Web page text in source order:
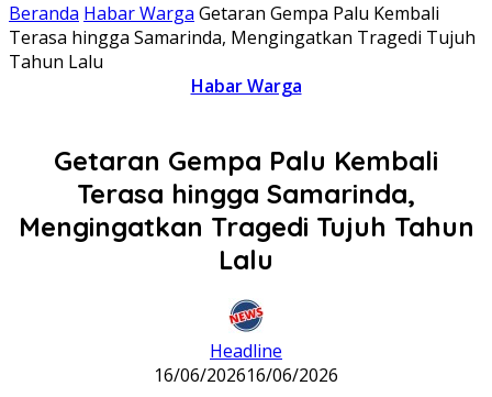
Beranda Habar Warga Getaran Gempa Palu Kembali
Terasa hingga Samarinda, Mengingatkan Tragedi Tujuh
Tahun Lalu
Habar Warga
Getaran Gempa Palu Kembali
Terasa hingga Samarinda,
Mengingatkan Tragedi Tujuh Tahun
Lalu
Headline
16/06/202616/06/2026